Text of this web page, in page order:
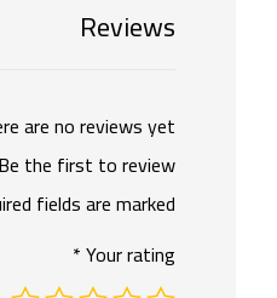
Reviews
are no reviews yet.
Be the first to review “طقم كاسات كريستال ايطالي 6 قطع”
fields are marked
Your rating
*